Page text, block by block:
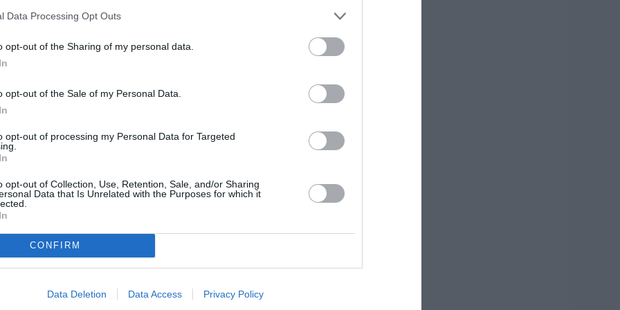
Data Processing Opt Outs
opt-out of the Sharing of my personal data.
opt-out of the Sale of my Personal Data.
opt-out of processing my Personal Data for Targeted
opt-out of Collection, Use, Retention, Sale, and/or Sharing
Data that Is Unrelated with the Purposes for which it
CONFIRM
Data Deletion Data Access Privacy Policy
γίνεται μεγάλη μάχη, με μεγάλες απώλειες για
Λαπαίους». Κάθε χρόνο τιμάται η επέτειος με
να παραμείνει ζωντανή η εθνική και τοπική ιστορική
στους νεκρούς ήρωες. Φέτος, όμως, λόγω των
δεν πραγματοποιήθηκαν εκδηλώσεις. Ωστόσο, ο
εκ μέρους της Κοινότητας, μόνος του μετέβη
ένα στεφάνι στο μνημείο. Κι όπως σημειώνει:
εκδηλώσεις, αλλά ένα απλό στεφάνι στους